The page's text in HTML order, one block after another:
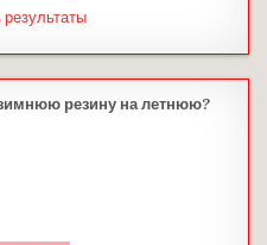
результаты
резину на летнюю?